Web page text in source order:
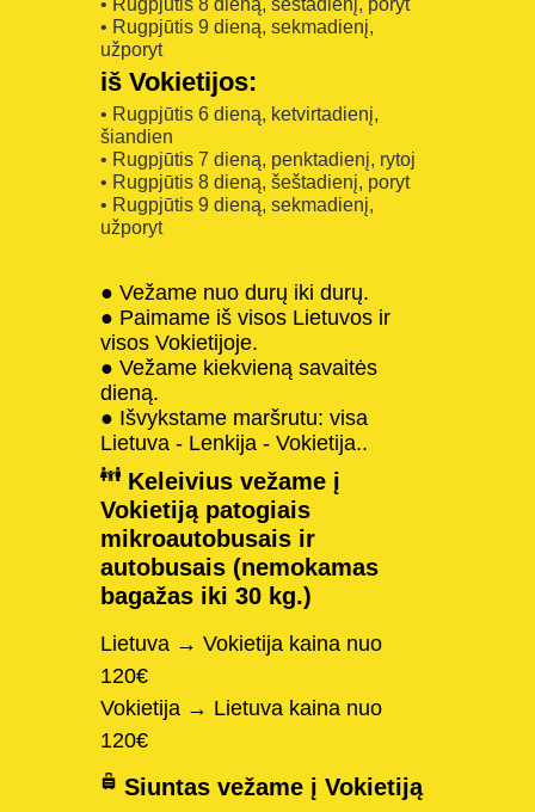
• Rugpjūtis 9 dieną, sekmadienį,
užporyt
iš Vokietijos:
• Rugpjūtis 6 dieną, ketvirtadienį,
šiandien
• Rugpjūtis 7 dieną, penktadienį, rytoj
• Rugpjūtis 8 dieną, šeštadienį, poryt
• Rugpjūtis 9 dieną, sekmadienį,
užporyt
● Vežame nuo durų iki durų.
● Paimame iš visos Lietuvos ir
visos Vokietijoje.
● Vežame kiekvieną savaitės
dieną.
● Išvykstame maršrutu: visa
Lietuva - Lenkija - Vokietija..
Keleivius vežame į
Vokietiją patogiais
mikroautobusais ir
autobusais (nemokamas
bagažas iki 30 kg.)
Lietuva → Vokietija kaina nuo
120€
Vokietija → Lietuva kaina nuo
120€
Siuntas vežame į Vokietiją